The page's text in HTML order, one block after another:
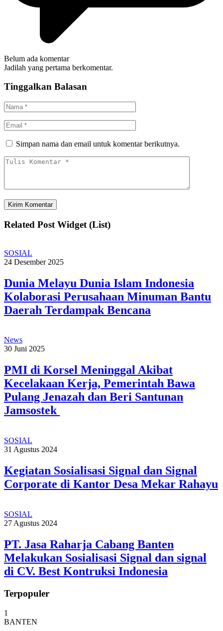
Belum ada komentar
Jadilah yang pertama berkomentar.
Tinggalkan Balasan
Simpan nama dan email untuk komentar berikutnya.
Related Post Widget (List)
SOSIAL
24 Desember 2025
Dunia Melayu Dunia Islam Indonesia
Kolaborasi Perusahaan Minuman Bantu
Daerah Terdampak Bencana
News
30 Juni 2025
PMI di Korsel Meninggal Akibat
Kecelakaan Kerja, Pemerintah Bawa
Pulang Jenazah dan Beri Santunan
Jamsostek
SOSIAL
31 Agustus 2024
Kegiatan Sosialisasi Signal dan Signal
Corporate di Kantor Desa Mekar Rahayu
SOSIAL
27 Agustus 2024
PT. Jasa Raharja Cabang Banten
Melakukan Sosialisasi Signal dan signal
di CV. Best Kontruksi Indonesia
Terpopuler
1
BANTEN